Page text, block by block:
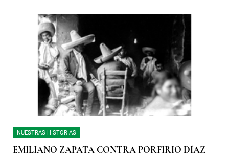
NUESTRAS HISTORIAS
EMILIANO ZAPATA CONTRA PORFIRIO DÍAZ